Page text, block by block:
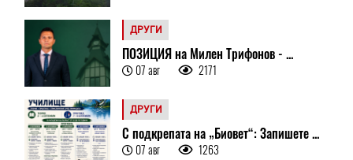
ДРУГИ
ПОЗИЦИЯ на Милен Трифонов - ...
07 авг 2171
ДРУГИ
С подкрепата на „Биовет“: Запишете ...
07 авг 1263